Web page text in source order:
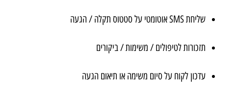
שליחת SMS אוטומטי על סטטוס תקלה / הגעה
תזכורות לטיפולים / משימות / ביקורים
עדכון לקוח על סיום משימה או תיאום הגעה